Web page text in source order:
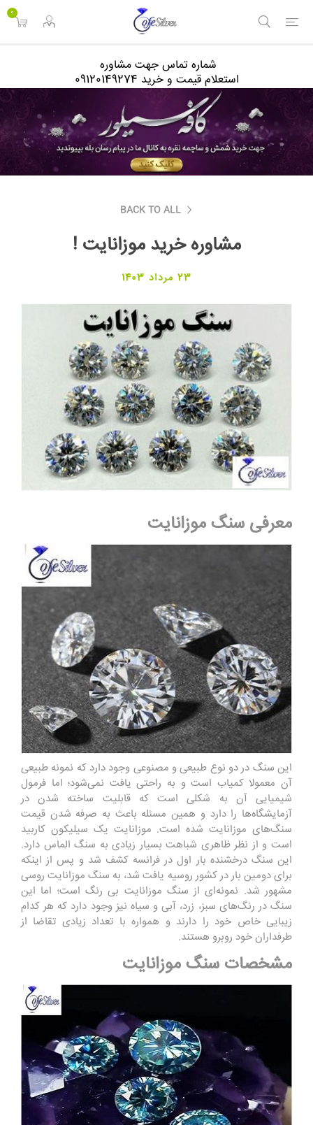
0
شماره تماس جهت مشاوره
استعلام قیمت و خرید 09120149274
BACK TO ALL
مشاوره خرید موزانایت !
23 مرداد 1403
معرفی سنگ موزانایت
این سنگ در دو نوع طبیعی و مصنوعی وجود دارد که نمونه طبیعی
آن معمولا کمیاب است و به راحتی یافت نمی‌شود؛ اما فرمول
شیمیایی آن به شکلی است که قابلیت ساخته شدن در
آزمایشگاه‌ها را دارد و همین مسئله باعث به صرفه شدن قیمت
سنگ‌های موزانایت شده است. موزانایت یک سیلیکون کاربید
است و از نظر ظاهری شباهت بسیار زیادی به سنگ الماس دارد.
این سنگ درخشنده بار اول در فرانسه کشف شد و پس از اینکه
برای دومین بار در کشور روسیه یافت شد، به سنگ موزانایت روسی
مشهور شد. نمونه‌ای از سنگ موزانایت بی رنگ است؛ اما این
سنگ در رنگ‌های سبز، زرد، آبی و سیاه نیز وجود دارد که هر کدام
زیبایی خاص خود را دارند و همواره با تعداد زیادی تقاضا از
طرفداران خود روبرو هستند.
مشخصات سنگ موزانایت